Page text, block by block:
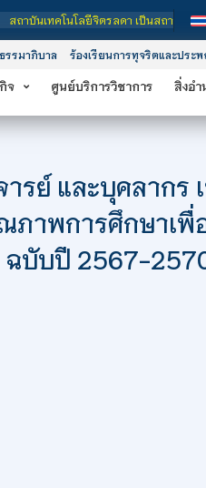
ยีจิตรลดา เป็นสถาบันอุดมศึกษาในกำกับ
ธรรมาภิบาล ร้องเรียนการทุจริตและประ
จ ศูนย์บริการวิชาการ สิ่งอ
รย์ และบุคลากร
ภาพการศึกษาเพื่
ฉบับปี 2567-